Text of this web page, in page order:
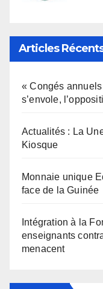
Articles
« Congés
s’envole,
Actualités : La
Kiosque
Monnaie unique
face de la Guinée
Intégration à la
enseignants
menacent